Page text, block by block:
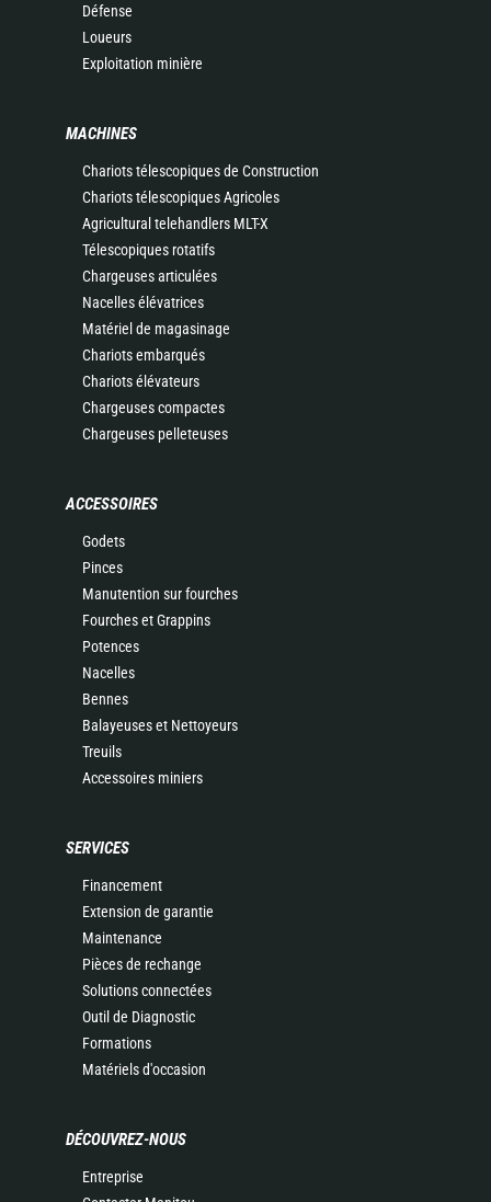
Défense
Loueurs
Exploitation minière
MACHINES
Chariots télescopiques de Construction
Chariots télescopiques Agricoles
Agricultural telehandlers MLT-X
Télescopiques rotatifs
Chargeuses articulées
Nacelles élévatrices
Matériel de magasinage
Chariots embarqués
Chariots élévateurs
Chargeuses compactes
Chargeuses pelleteuses
ACCESSOIRES
Godets
Pinces
Manutention sur fourches
Fourches et Grappins
Potences
Nacelles
Bennes
Balayeuses et Nettoyeurs
Treuils
Accessoires miniers
SERVICES
Financement
Extension de garantie
Maintenance
Pièces de rechange
Solutions connectées
Outil de Diagnostic
Formations
Matériels d'occasion
DÉCOUVREZ-NOUS
Entreprise